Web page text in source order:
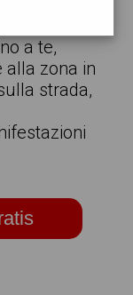
a te,
alla zona in
strada,